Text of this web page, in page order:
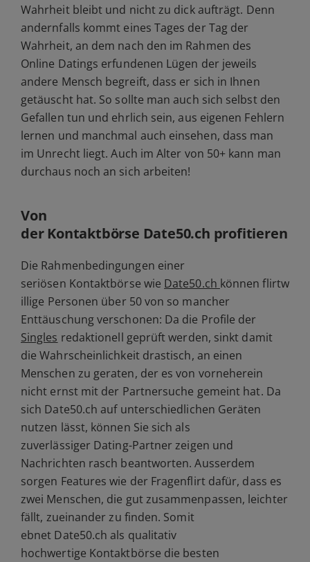
Wahrheit bleibt und nicht zu dick aufträgt. Denn
andernfalls kommt eines Tages der Tag der
Wahrheit, an dem nach den im Rahmen des
Online Datings erfundenen Lügen der jeweils
andere Mensch begreift, dass er sich in Ihnen
getäuscht hat. So sollte man auch sich selbst den
Gefallen tun und ehrlich sein, aus eigenen Fehlern
lernen und manchmal auch einsehen, dass man
im Unrecht liegt. Auch im Alter von 50+ kann man
durchaus noch an sich arbeiten!
Von
der Kontaktbörse Date50.ch profitieren
Die Rahmenbedingungen einer
seriösen Kontaktbörse wie Date50.ch können flirtw
illige Personen über 50 von so mancher
Enttäuschung verschonen: Da die Profile der
Singles redaktionell geprüft werden, sinkt damit
die Wahrscheinlichkeit drastisch, an einen
Menschen zu geraten, der es von vorneherein
nicht ernst mit der Partnersuche gemeint hat. Da
sich Date50.ch auf unterschiedlichen Geräten
nutzen lässt, können Sie sich als
zuverlässiger Dating-Partner zeigen und
Nachrichten rasch beantworten. Ausserdem
sorgen Features wie der Fragenflirt dafür, dass es
zwei Menschen, die gut zusammenpassen, leichter
fällt, zueinander zu finden. Somit
ebnet Date50.ch als qualitativ
hochwertige Kontaktbörse die besten